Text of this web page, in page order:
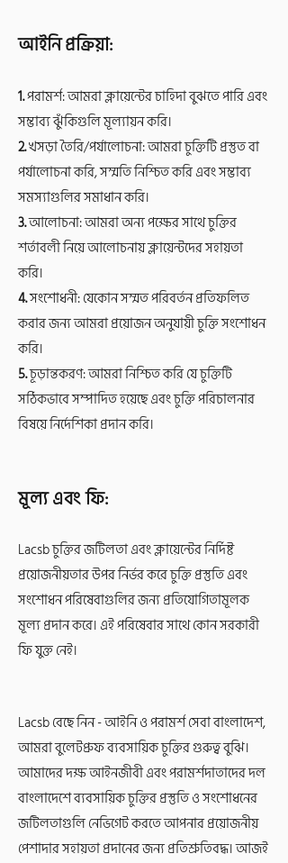
আইনি প্রক্রিয়া:
1.পরামর্শ: আমরা ক্লায়েন্টের চাহিদা বুঝতে পারি এবং
সম্ভাব্য ঝুঁকিগুলি মূল্যায়ন করি।
2.খসড়া তৈরি/পর্যালোচনা: আমরা চুক্তিটি প্রস্তুত বা
পর্যালোচনা করি, সম্মতি নিশ্চিত করি এবং সম্ভাব্য
সমস্যাগুলির সমাধান করি।
3.আলোচনা: আমরা অন্য পক্ষের সাথে চুক্তির
শর্তাবলী নিয়ে আলোচনায় ক্লায়েন্টদের সহায়তা
করি।
4.সংশোধনী: যেকোন সম্মত পরিবর্তন প্রতিফলিত
করার জন্য আমরা প্রয়োজন অনুযায়ী চুক্তি সংশোধন
করি।
5.চূড়ান্তকরণ: আমরা নিশ্চিত করি যে চুক্তিটি
সঠিকভাবে সম্পাদিত হয়েছে এবং চুক্তি পরিচালনার
বিষয়ে নির্দেশিকা প্রদান করি।
মূল্য এবং ফি:
Lacsb চুক্তির জটিলতা এবং ক্লায়েন্টের নির্দিষ্ট
প্রয়োজনীয়তার উপর নির্ভর করে চুক্তি প্রস্তুতি এবং
সংশোধন পরিষেবাগুলির জন্য প্রতিযোগিতামূলক
মূল্য প্রদান করে। এই পরিষেবার সাথে কোন সরকারী
ফি যুক্ত নেই।
Lacsb বেছে নিন - আইনি ও পরামর্শ সেবা বাংলাদেশ,
আমরা বুলেটপ্রুফ ব্যবসায়িক চুক্তির গুরুত্ব বুঝি।
আমাদের দক্ষ আইনজীবী এবং পরামর্শদাতাদের দল
বাংলাদেশে ব্যবসায়িক চুক্তির প্রস্তুতি ও সংশোধনের
জটিলতাগুলি নেভিগেট করতে আপনার প্রয়োজনীয়
পেশাদার সহায়তা প্রদানের জন্য প্রতিশ্রুতিবদ্ধ। আজই